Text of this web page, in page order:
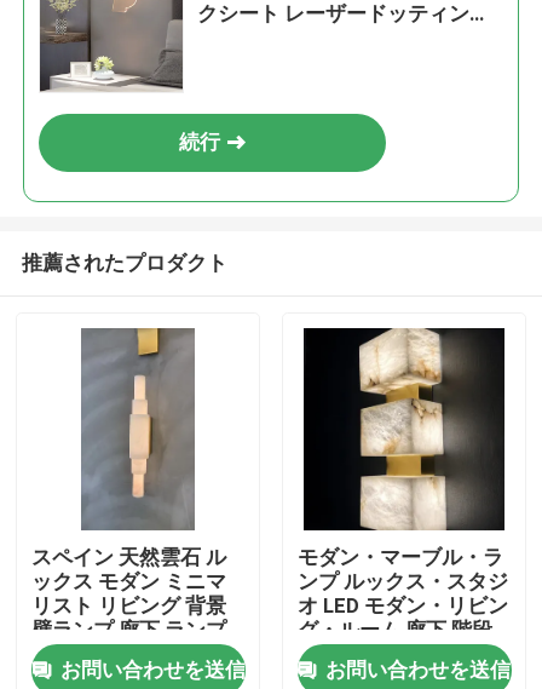
家へ
クシート レーザードッティング
続行
推薦されたプロダクト
スペイン 天然雲石 ル
ックス モダン ミニマ
リスト リビング 背景
壁ランプ 廊下 ランプ
ベッドサイド アラバス
ター 壁灯
お問い合わせを送信
モダン・マーブル・ラ
ンプ ルックス・スタジ
オ LED モダン・リビン
グ・ルーム 廊下 階段
ベッドルーム ヘッドボ
ード マルブル・ウォー
お問い合わせを送信